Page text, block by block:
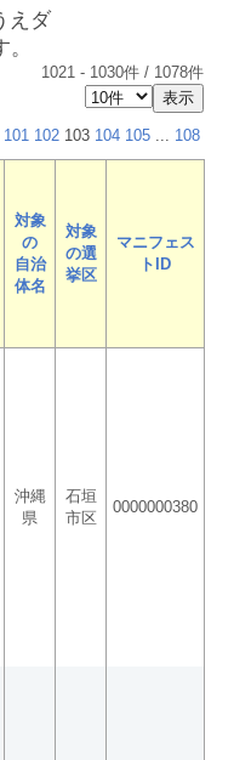
えダ
1021 - 1030件 / 1078件
101 102 103 104 105 ... 108
対象
の
自治
体名
対象
の選
挙区
マニフェス
トID
沖縄
県
石垣
市区
0000000380